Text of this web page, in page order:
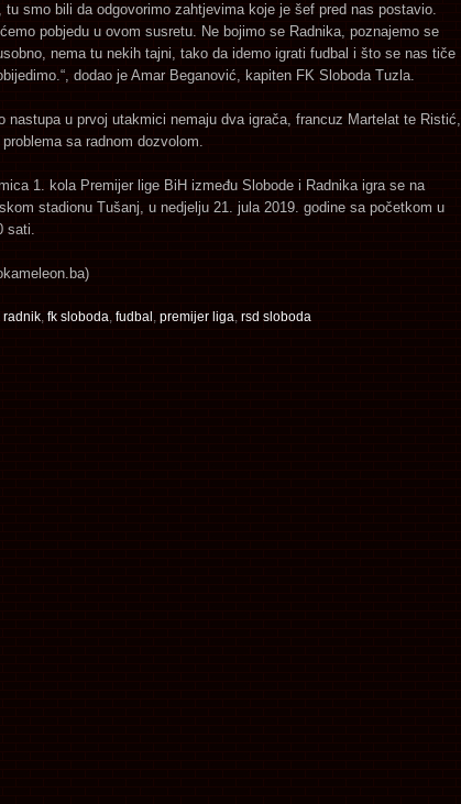
tu smo bili da odgovorimo zahtjevima koje je šef pred nas postavio.
pobjedu u ovom susretu. Ne bojimo se Radnika, poznajemo se
nema tu nekih tajni, tako da idemo igrati fudbal i što se nas tiče
dodao je Amar Beganović, kapiten FK Sloboda Tuzla.
nastupa u prvoj utakmici nemaju dva igrača, francuz Martelat te Ristić,
sa radnom dozvolom.
1. kola Premijer lige BiH između Slobode i Radnika igra se na
stadionu Tušanj, u nedjelju 21. jula 2019. godine sa početkom u
sati.
radnik, fk sloboda, fudbal , premijer liga, rsd sloboda